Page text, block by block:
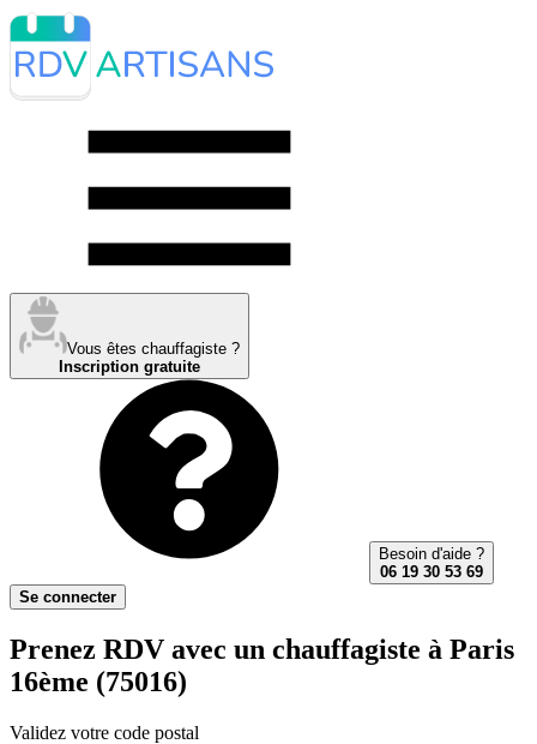
Vous êtes chauffagiste ?
Inscription gratuite
Besoin d'aide ?
06 19 30 53 69
Se connecter
Prenez RDV avec un chauffagiste à Paris
16ème (75016)
Validez votre code postal